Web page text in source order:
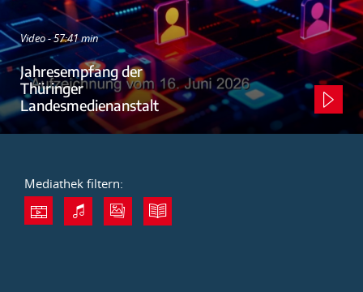
Video - 57:41 min
Jahresempfang der
Thüringer
Landesmedienanstalt
Mediathek filtern: